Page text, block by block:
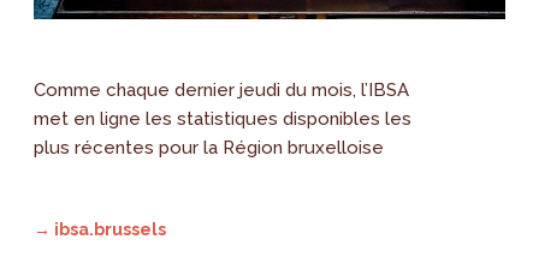
Comme chaque dernier jeudi du mois, l’IBSA
met en ligne les statistiques disponibles les
plus récentes pour la Région bruxelloise
→ ibsa.brussels